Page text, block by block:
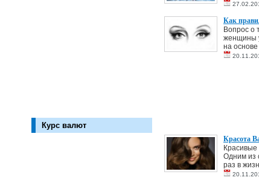
Курс валют
Как
Вопрос о
женщины
на
Красота
Красивые
Одним из
раз в